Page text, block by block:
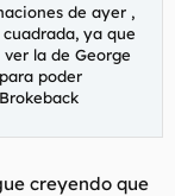
de ayer ,
ya que
la de George
poder
creyendo que